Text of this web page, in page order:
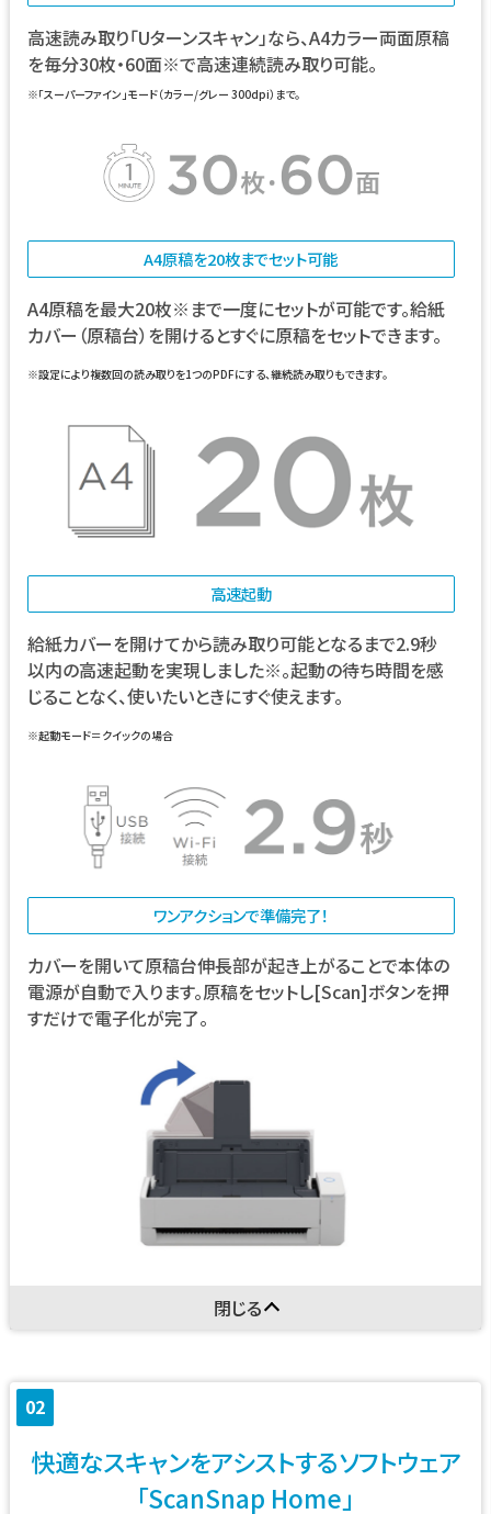
高速読み取り「Uターンスキャン」なら、A4カラー両面原稿
を毎分30枚・60面※で高速連続読み取り可能。
※「スーパーファイン」モード（カラー/グレー 300dpi）まで。
A4原稿を20枚までセット可能
A4原稿を最大20枚※まで一度にセットが可能です。給紙
カバー（原稿台）を開けるとすぐに原稿をセットできます。
※設定により複数回の読み取りを1つのPDFにする、継続読み取りもできます。
高速起動
給紙カバーを開けてから読み取り可能となるまで2.9秒
以内の高速起動を実現しました※。起動の待ち時間を感
じることなく、使いたいときにすぐ使えます。
※起動モード＝クイックの場合
ワンアクションで準備完了！
カバーを開いて原稿台伸長部が起き上がることで本体の
電源が自動で入ります。原稿をセットし[Scan]ボタンを押
すだけで電子化が完了。
閉じる
02
快適なスキャンをアシストするソフトウェア
「ScanSnap Home」